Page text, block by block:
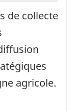
de collecte
agricole.